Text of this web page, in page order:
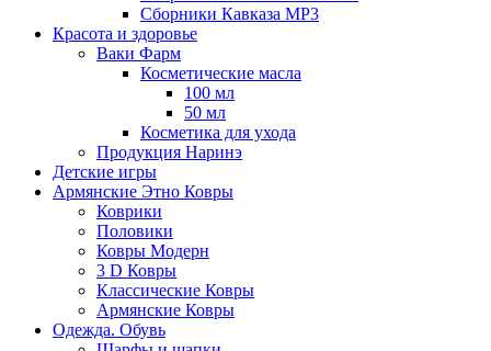
Сборники Кавказа MP3
Красота и здоровье
Ваки Фарм
Косметические масла
100 мл
50 мл
Косметика для ухода
Продукция Наринэ
Детские игры
Армянские Этно Ковры
Коврики
Половики
Ковры Модерн
3 D Ковры
Классические Ковры
Армянские Ковры
Одежда. Обувь